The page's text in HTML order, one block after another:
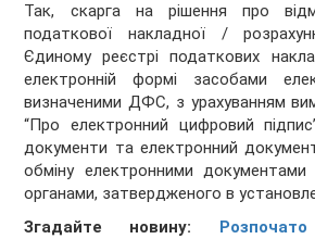
Так, скарга на рішення про
податкової накладної /
Єдиному реєстрі податкових
електронній формі засобами
визначеними ДФС, з урахуванням
“Про електронний цифровий
документи та електронний
обміну електронними
органами, затвердженого в
Згадайте новину: